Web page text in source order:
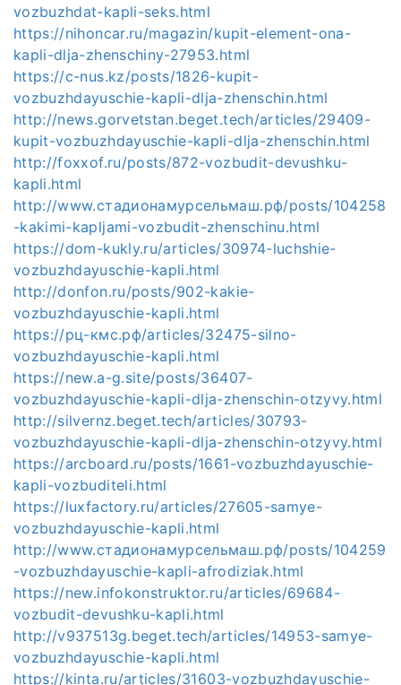
vozbuzhdat-kapli-seks.html
https://nihoncar.ru/magazin/kupit-element-ona-
kapli-dlja-zhenschiny-27953.html
https://c-nus.kz/posts/1826-kupit-
vozbuzhdayuschie-kapli-dlja-zhenschin.html
http://news.gorvetstan.beget.tech/articles/29409-
kupit-vozbuzhdayuschie-kapli-dlja-zhenschin.html
http://foxxof.ru/posts/872-vozbudit-devushku-
kapli.html
http://www.стадионамурсельмаш.рф/posts/104258
-kakimi-kapljami-vozbudit-zhenschinu.html
https://dom-kukly.ru/articles/30974-luchshie-
vozbuzhdayuschie-kapli.html
http://donfon.ru/posts/902-kakie-
vozbuzhdayuschie-kapli.html
https://рц-кмс.рф/articles/32475-silno-
vozbuzhdayuschie-kapli.html
https://new.a-g.site/posts/36407-
vozbuzhdayuschie-kapli-dlja-zhenschin-otzyvy.html
http://silvernz.beget.tech/articles/30793-
vozbuzhdayuschie-kapli-dlja-zhenschin-otzyvy.html
https://arcboard.ru/posts/1661-vozbuzhdayuschie-
kapli-vozbuditeli.html
https://luxfactory.ru/articles/27605-samye-
vozbuzhdayuschie-kapli.html
http://www.стадионамурсельмаш.рф/posts/104259
-vozbuzhdayuschie-kapli-afrodiziak.html
https://new.infokonstruktor.ru/articles/69684-
vozbudit-devushku-kapli.html
http://v937513g.beget.tech/articles/14953-samye-
vozbuzhdayuschie-kapli.html
https://kinta.ru/articles/31603-vozbuzhdayuschie-